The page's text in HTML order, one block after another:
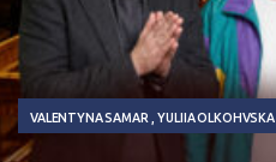
VALENTYNA SAMAR YULIIA OLKOHVSKA